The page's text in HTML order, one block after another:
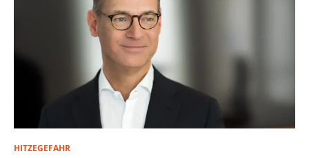
HITZEGEFAHR